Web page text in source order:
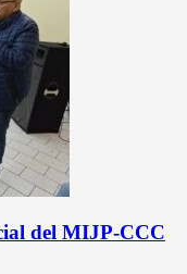
del MIJP-CCC